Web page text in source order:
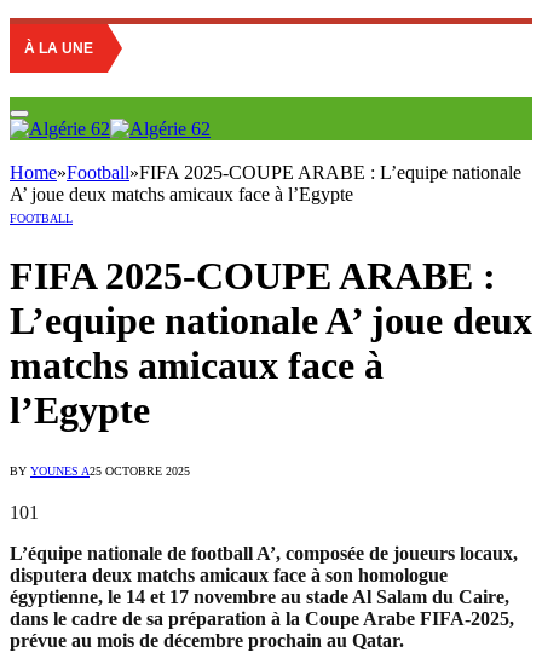
À LA UNE
Home»Football»FIFA 2025-COUPE ARABE : L’equipe nationale
A’ joue deux matchs amicaux face à l’Egypte
FOOTBALL
FIFA 2025-COUPE ARABE :
L’equipe nationale A’ joue deux
matchs amicaux face à
l’Egypte
BY YOUNES A25 OCTOBRE 2025
101
L’équipe nationale de football A’, composée de joueurs locaux,
disputera deux matchs amicaux face à son homologue
égyptienne, le 14 et 17 novembre au stade Al Salam du Caire,
dans le cadre de sa préparation à la Coupe Arabe FIFA-2025,
prévue au mois de décembre prochain au Qatar.